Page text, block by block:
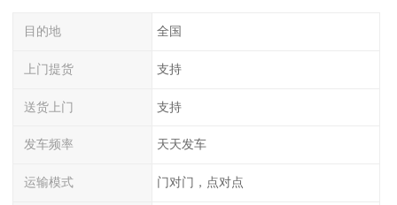
目的地 全国
上门提货 支持
送货上门 支持
发车频率 天天发车
运输模式 门对门，点对点